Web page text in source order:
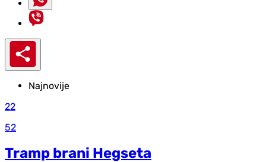
Najnovije
22
52
Tramp brani Hegseta